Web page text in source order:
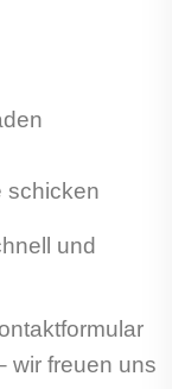
schicken
und
wir freuen uns